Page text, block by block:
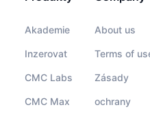
Akademie
Inzerovat
CMC Labs
CMC Max
About us
Terms of
Zásady
ochrany